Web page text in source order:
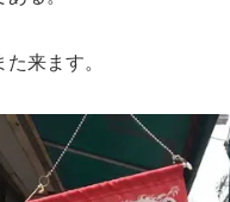
来ます。